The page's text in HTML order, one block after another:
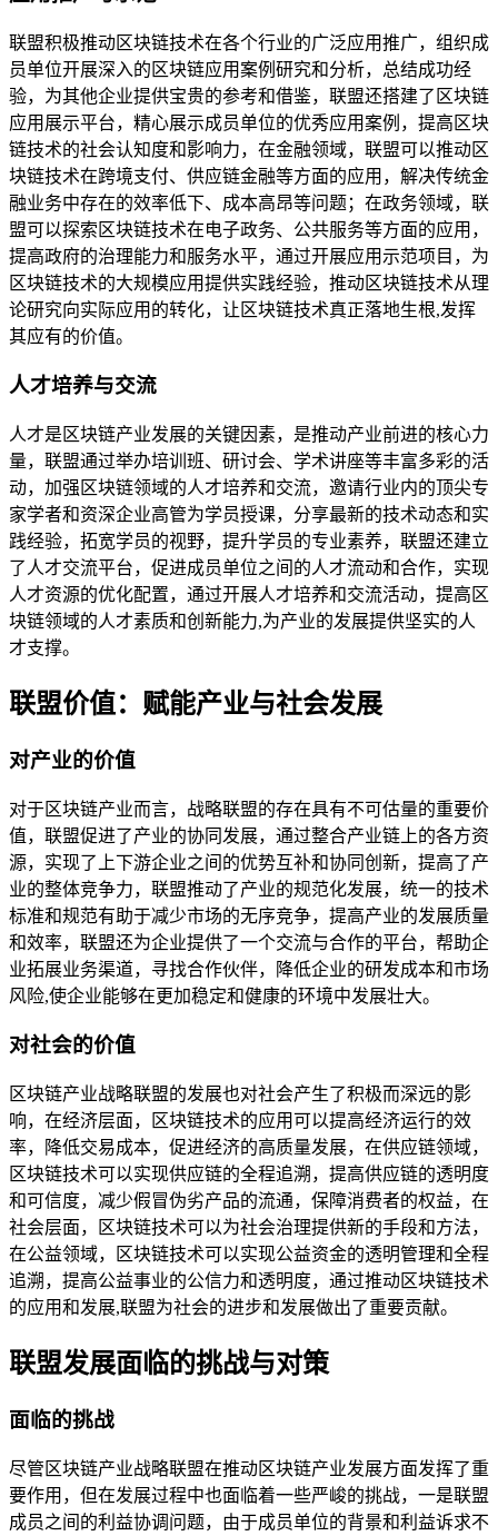
联盟积极推动区块链技术在各个行业的广泛应用推广，组织成
员单位开展深入的区块链应用案例研究和分析，总结成功经
验，为其他企业提供宝贵的参考和借鉴，联盟还搭建了区块链
应用展示平台，精心展示成员单位的优秀应用案例，提高区块
链技术的社会认知度和影响力，在金融领域，联盟可以推动区
块链技术在跨境支付、供应链金融等方面的应用，解决传统金
融业务中存在的效率低下、成本高昂等问题；在政务领域，联
盟可以探索区块链技术在电子政务、公共服务等方面的应用，
提高政府的治理能力和服务水平，通过开展应用示范项目，为
区块链技术的大规模应用提供实践经验，推动区块链技术从理
论研究向实际应用的转化，让区块链技术真正落地生根,发挥
其应有的价值。
人才培养与交流
人才是区块链产业发展的关键因素，是推动产业前进的核心力
量，联盟通过举办培训班、研讨会、学术讲座等丰富多彩的活
动，加强区块链领域的人才培养和交流，邀请行业内的顶尖专
家学者和资深企业高管为学员授课，分享最新的技术动态和实
践经验，拓宽学员的视野，提升学员的专业素养，联盟还建立
了人才交流平台，促进成员单位之间的人才流动和合作，实现
人才资源的优化配置，通过开展人才培养和交流活动，提高区
块链领域的人才素质和创新能力,为产业的发展提供坚实的人
才支撑。
联盟价值：赋能产业与社会发展
对产业的价值
对于区块链产业而言，战略联盟的存在具有不可估量的重要价
值，联盟促进了产业的协同发展，通过整合产业链上的各方资
源，实现了上下游企业之间的优势互补和协同创新，提高了产
业的整体竞争力，联盟推动了产业的规范化发展，统一的技术
标准和规范有助于减少市场的无序竞争，提高产业的发展质量
和效率，联盟还为企业提供了一个交流与合作的平台，帮助企
业拓展业务渠道，寻找合作伙伴，降低企业的研发成本和市场
风险,使企业能够在更加稳定和健康的环境中发展壮大。
对社会的价值
区块链产业战略联盟的发展也对社会产生了积极而深远的影
响，在经济层面，区块链技术的应用可以提高经济运行的效
率，降低交易成本，促进经济的高质量发展，在供应链领域，
区块链技术可以实现供应链的全程追溯，提高供应链的透明度
和可信度，减少假冒伪劣产品的流通，保障消费者的权益，在
社会层面，区块链技术可以为社会治理提供新的手段和方法，
在公益领域，区块链技术可以实现公益资金的透明管理和全程
追溯，提高公益事业的公信力和透明度，通过推动区块链技术
的应用和发展,联盟为社会的进步和发展做出了重要贡献。
联盟发展面临的挑战与对策
面临的挑战
尽管区块链产业战略联盟在推动区块链产业发展方面发挥了重
要作用，但在发展过程中也面临着一些严峻的挑战，一是联盟
成员之间的利益协调问题，由于成员单位的背景和利益诉求不